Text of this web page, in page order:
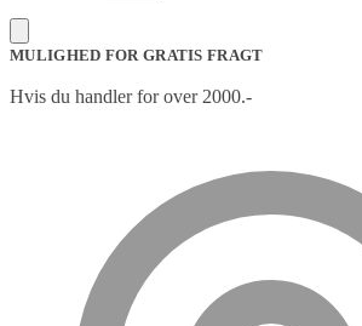
MULIGHED FOR GRATIS FRAGT
Hvis du handler for over 2000.-